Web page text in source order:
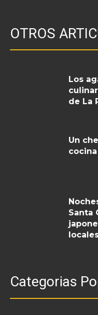
OTROS
Los
de La
Un
Santa
Categorias